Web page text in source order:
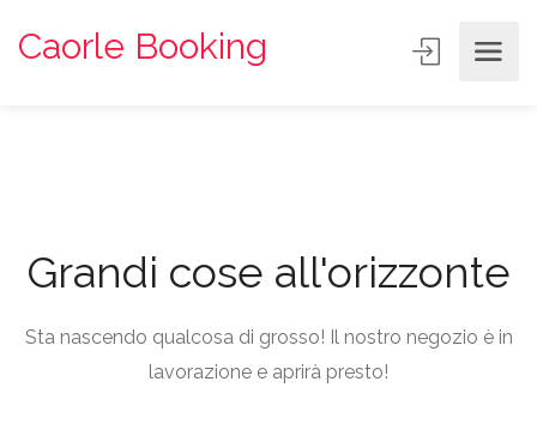
Caorle Booking
Grandi cose all'orizzonte
Sta nascendo qualcosa di grosso! Il nostro negozio è in
lavorazione e aprirà presto!